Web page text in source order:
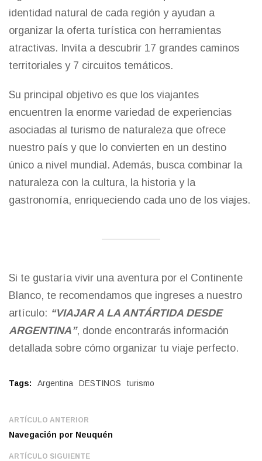
identidad natural de cada región y ayudan a
organizar la oferta turística con herramientas
atractivas. Invita a descubrir 17 grandes caminos
territoriales y 7 circuitos temáticos.
Su principal objetivo es que los viajantes
encuentren la enorme variedad de experiencias
asociadas al turismo de naturaleza que ofrece
nuestro país y que lo convierten en un destino
único a nivel mundial. Además, busca combinar la
naturaleza con la cultura, la historia y la
gastronomía, enriqueciendo cada uno de los viajes.
Si te gustaría vivir una aventura por el Continente
Blanco, te recomendamos que ingreses a nuestro
artículo: “VIAJAR A LA ANTÁRTIDA DESDE
ARGENTINA”, donde encontrarás información
detallada sobre cómo organizar tu viaje perfecto.
Tags: Argentina DESTINOS turismo
ARTÍCULO ANTERIOR
Navegación por Neuquén
ARTÍCULO SIGUIENTE